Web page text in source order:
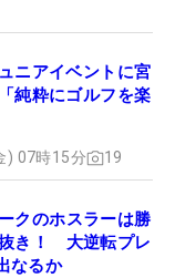
ニアイベントに宮
純粋にゴルフを楽
) 07時15分 19
クのホスラーは勝
き！ 大逆転プレ
なるか